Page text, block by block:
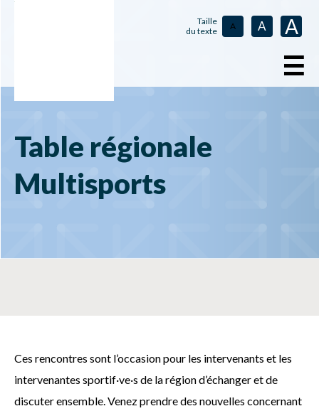
Taille
du texte
A A A
☰
Table régionale
Multisports
Ces rencontres sont l’occasion pour les intervenants et les
intervenantes sportif·ve·s de la région d’échanger et de
discuter ensemble. Venez prendre des nouvelles concernant